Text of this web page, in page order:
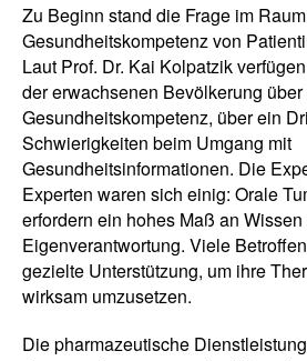
Zu Beginn stand die Frage im
Gesundheitskompetenz von
Laut Prof. Dr. Kai Kolpatzik
der erwachsenen Bevölkerung
Gesundheitskompetenz, über ein
Schwierigkeiten beim Umgang mit
Gesundheitsinformationen. Die
Experten waren sich einig: Orale
erfordern ein hohes Maß an Wissen
Eigenverantwortung. Viele
gezielte Unterstützung, um ihre
wirksam umzusetzen.
Die pharmazeutische